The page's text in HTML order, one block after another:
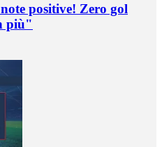
positive! Zero gol
più"